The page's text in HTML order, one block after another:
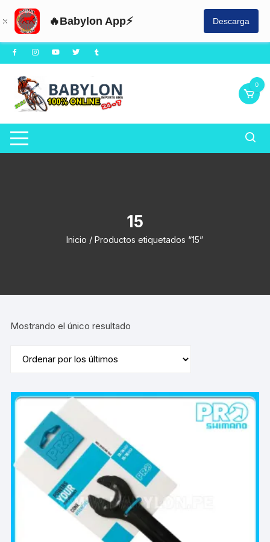
🔥Babylon App⚡ Descarga
Saltar
al
contenido
0
15
Inicio / Productos etiquetados “15”
Mostrando el único resultado